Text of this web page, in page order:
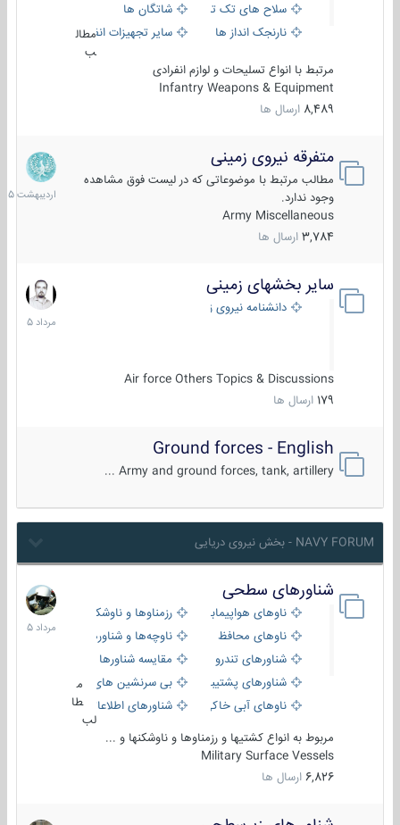
سلاح های تک تیر اندازیشاتگان ها
نارنجک انداز ها
سایر تجهیزات انفرادی
مطال
ب
مرتبط با انواع تسلیحات و لوازم انفرادی
Infantry Weapons & Equipment
8,489 ارسال ها
متفرقه نیروی زمینی
مطالب مرتبط با موضوعاتی که در لیست فوق مشاهده
وجود ندارد.
Army Miscellaneous
3,784 ارسال ها
27
1405
سایر بخشهای زمینی
دانشنامه نیروی زمینی
Air force Others Topics & Discussions
179 ارسال ها
9
مرداد
1405
Ground forces - English
Army and ground forces, tank, artillery ...
NAVY FORUM - بخش نیروی دریایی
شناورهای سطحی
ناوهای هواپیمابر و بالگرد بررزمناوها و ناوشکن‌ها
ناوهای محافظ
ناوچه‌ها و شناورهای گشتی
شناورهای تندرو
مقایسه شناورها
شناورهای پشتیبانی
بی سرنشین های دریایی
ناوهای آبی خاکی و نیروبرشناورهای اطلاعاتی و جاسوسی
طا
لب
مربوط به انواع کشتیها و رزمناوها و ناوشکنها و ...
Military Surface Vessels
6,826 ارسال ها
2
مرداد
1405